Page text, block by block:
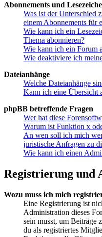
Abonnements und
Was ist der Unterschied
einem Abonnements für
Wie kann ich ein
Thema abonnieren?
Wie kann ich ein Forum
Wie deaktiviere ich
Dateianhänge
Welche Dateianhänge
Kann ich eine Übersicht
phpBB betreffende Fragen
Wer hat diese
Warum ist Funktion x
An wen soll ich mich
juristische Anfragen zu
Wie kann ich einen
Registrierung und
Wozu muss ich mich
Eine Registrierung ist
Administration dieses
sein musst, um Beiträge
du als registriertes